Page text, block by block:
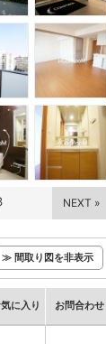
NEXT »
≫ 間取り図を非表示
に入り お問合わせ